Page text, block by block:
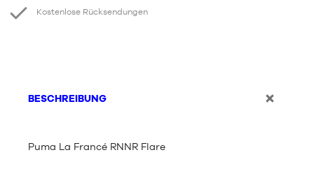
Kostenlose Rücksendungen
BESCHREIBUNG
Puma La Francé RNNR Flare